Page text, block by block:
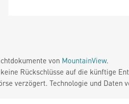
von MountainView.
Rückschlüsse auf die künftige
verzögert. Technologie und Daten